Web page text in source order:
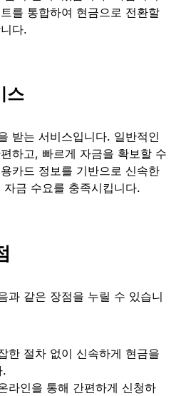
를 통합하여 현금으로 전환할
다.
스
받는 서비스입니다. 일반적인
하고, 빠르게 자금을 확보할 수
카드 정보를 기반으로 신속한
금 수요를 충족시킵니다.
과 같은 장점을 누릴 수 있습니
한 절차 없이 신속하게 현금을
.
라인을 통해 간편하게 신청하